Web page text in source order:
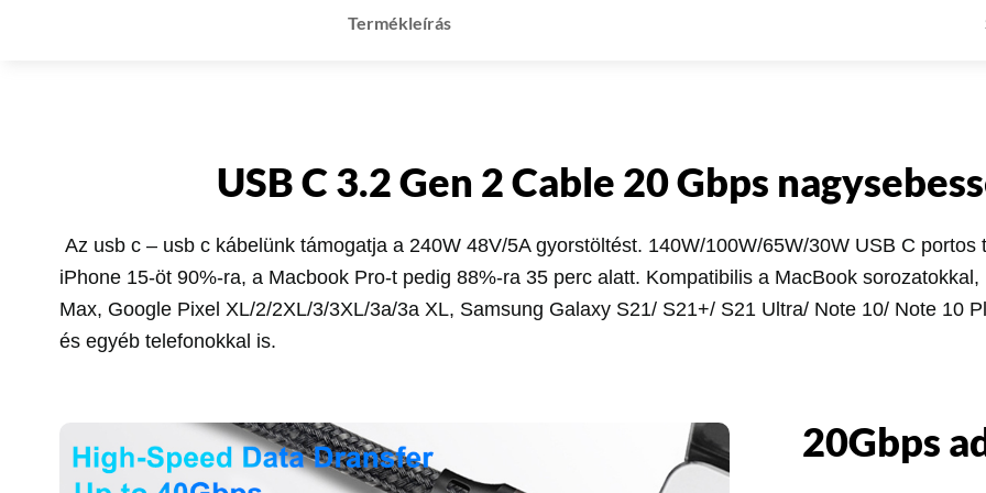
Termékleírás
USB C 3.2 Gen 2 Cable 20 Gbps
Az usb c – usb c kábelünk támogatja a 240W 48V/5A gyorstöltést. 140W/100W/65W/30W USB C
iPhone 15-öt 90%-ra, a Macbook Pro-t pedig 88%-ra 35 perc alatt. Kompatibilis a MacBook
Max, Google Pixel XL/2/2XL/3/3XL/3a/3a XL, Samsung Galaxy S21/ S21+/ S21 Ultra/ Note 10/ Note 10
és egyéb telefonokkal is.
20Gbps